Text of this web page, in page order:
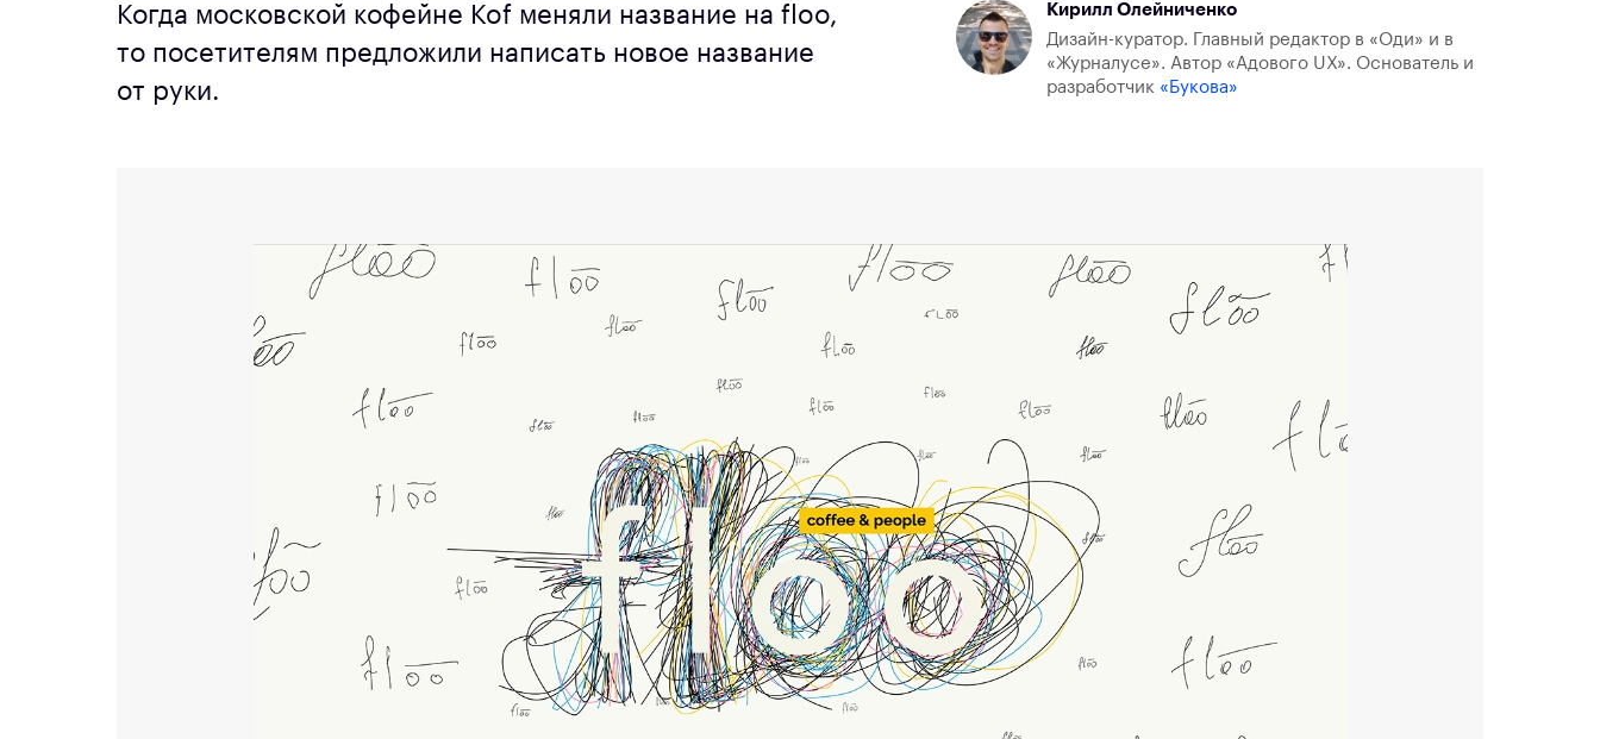
Когда московской кофейне Kof меняли название на floo,
то посетителям предложили написать новое название
от руки.
Кирилл Олейниченко
Дизайн-куратор. Главный редактор в «Оди» и в
«Журналусе». Автор «Адового UX». Основатель и
разработчик «Букова»